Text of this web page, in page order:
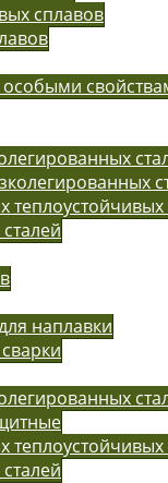
сплавов
особыми
наплавки